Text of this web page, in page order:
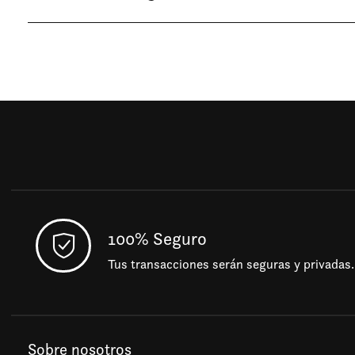
100% Seguro
Tus transacciones serán seguras y privadas.
Sobre nosotros